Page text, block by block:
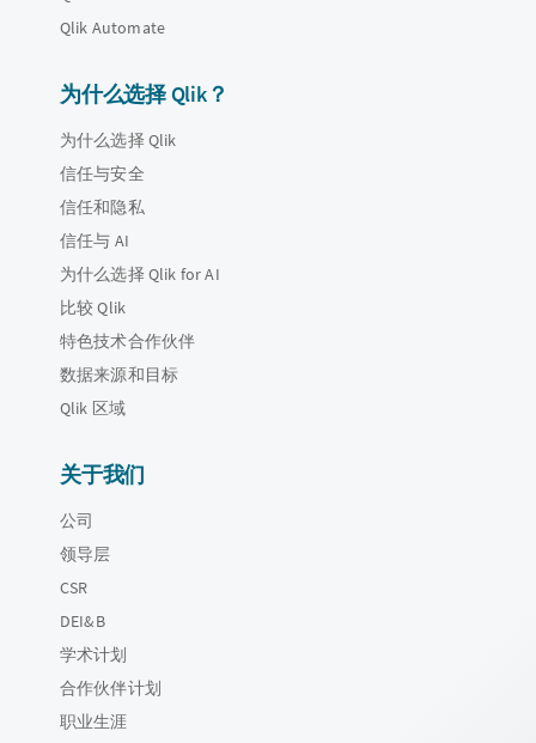
Qlik Automate
为什么选择 Qlik？
为什么选择 Qlik
信任与安全
信任和隐私
信任与 AI
为什么选择 Qlik for AI
比较 Qlik
特色技术合作伙伴
数据来源和目标
Qlik 区域
关于我们
公司
领导层
CSR
DEI&B
学术计划
合作伙伴计划
职业生涯